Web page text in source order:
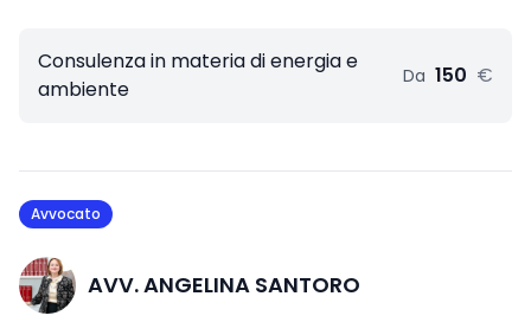
Consulenza in materia di energia e
ambiente
Da 150 €
Avvocato
AVV. ANGELINA SANTORO